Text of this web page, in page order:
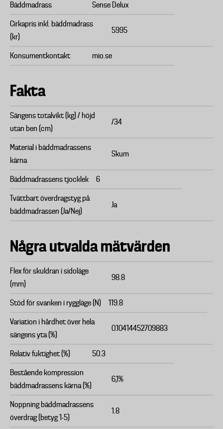
Bäddmadrass Sense Delux
Cirkapris inkl. bäddmadrass
(kr)
5995
Konsumentkontakt mio.se
Fakta
Sängens totalvikt (kg) / höjd
utan ben (cm)
/34
Material i bäddmadrassens
kärna
Skum
Bäddmadrassens tjocklek 6
Tvättbart överdragstyg på
bäddmadrassen (Ja/Nej)
Ja
Några utvalda mätvärden
Flex för skuldran i sidoläge
(mm)
98.8
Stöd för svanken i ryggläge (N) 119.8
Variation i hårdhet över hela
sängens yta (%)
0.10414452709883
Relativ fuktighet (%) 50.3
Bestående kompression
bäddmadrassens kärna (%)
6,1%
Noppning bäddmadrassens
överdrag (betyg 1-5)
1.8